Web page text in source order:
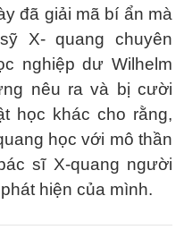
đã giải mã bí ẩn mà
X- quang chuyên
nghiệp dư Wilhelm
nêu ra và bị cười
học khác cho rằng,
học với mô thần
sĩ X-quang người
hiện của mình.